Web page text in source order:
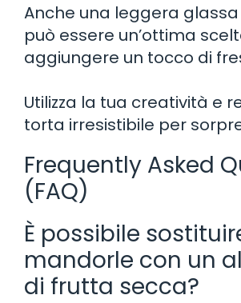
Anche una leggera
può essere un’ottima
aggiungere un tocco di
Utilizza la tua creatività e
torta irresistibile per
Frequently Asked
(FAQ)
È possibile
mandorle con un
di frutta secca?